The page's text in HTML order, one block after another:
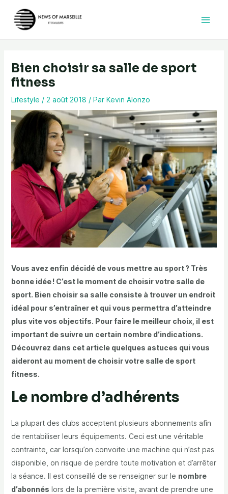
contenu
Bien choisir sa salle de sport
fitness
Lifestyle / 2 août 2018 / Par Kevin Alonzo
Vous avez enfin décidé de vous mettre au sport ? Très
bonne idée ! C’est le moment de choisir votre salle de
sport. Bien choisir sa salle consiste à trouver un endroit
idéal pour s’entraîner et qui vous permettra d’atteindre
plus vite vos objectifs. Pour faire le meilleur choix, il est
important de suivre un certain nombre d’indications.
Découvrez dans cet article quelques astuces qui vous
aideront au moment de choisir votre salle de sport
fitness.
Le nombre d’adhérents
La plupart des clubs acceptent plusieurs abonnements afin
de rentabiliser leurs équipements. Ceci est une véritable
contrainte, car lorsqu’on convoite une machine qui n’est pas
disponible, on risque de perdre toute motivation et d’arrêter
la séance. Il est conseillé de se renseigner sur le nombre
d’abonnés lors de la première visite, avant de prendre une